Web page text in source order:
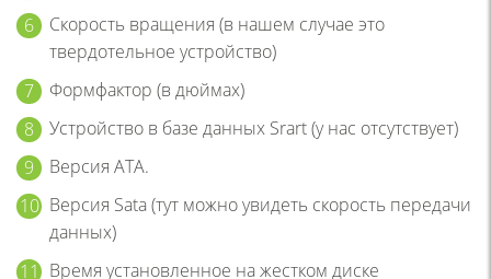
Скорость вращения (в нашем случае это
твердотельное устройство)
Формфактор (в дюймах)
Устройство в базе данных Srart (у нас отсутствует)
Версия ATA.
Версия Sata (тут можно увидеть скорость передачи
данных)
Время установленное на жестком диске